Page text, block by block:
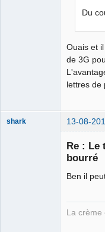
Du
Ouais et
de 3G
lettres de
shark 13-08-
Re : Le
bourré
Ben il
La crème